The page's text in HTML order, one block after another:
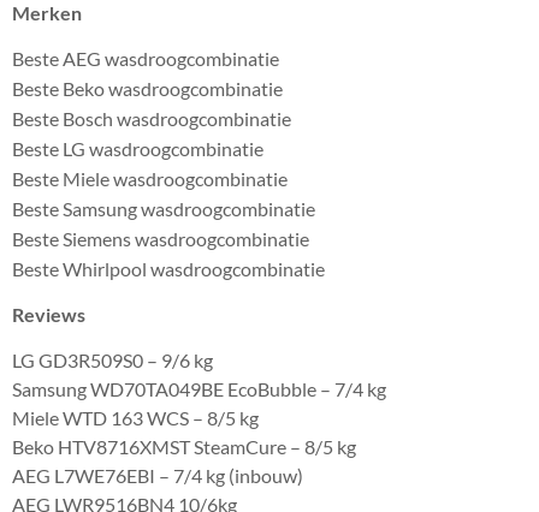
Merken
Beste AEG wasdroogcombinatie
Beste Beko wasdroogcombinatie
Beste Bosch wasdroogcombinatie
Beste LG wasdroogcombinatie
Beste Miele wasdroogcombinatie
Beste Samsung wasdroogcombinatie
Beste Siemens wasdroogcombinatie
Beste Whirlpool wasdroogcombinatie
Reviews
LG GD3R509S0 – 9/6 kg
Samsung WD70TA049BE EcoBubble – 7/4 kg
Miele WTD 163 WCS – 8/5 kg
Beko HTV8716XMST SteamCure – 8/5 kg
AEG L7WE76EBI – 7/4 kg (inbouw)
AEG LWR9516BN4 10/6kg